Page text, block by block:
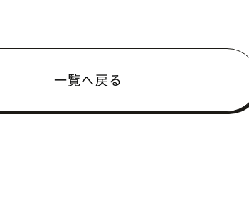
一覧へ戻る